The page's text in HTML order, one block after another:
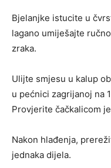
Bjelanjke istucite u
lagano umiješajte
zraka.
Ulijte smjesu u kalup
u pećnici zagrijanoj na
Provjerite čačkalicom
Nakon hlađenja,
jednaka dijela.